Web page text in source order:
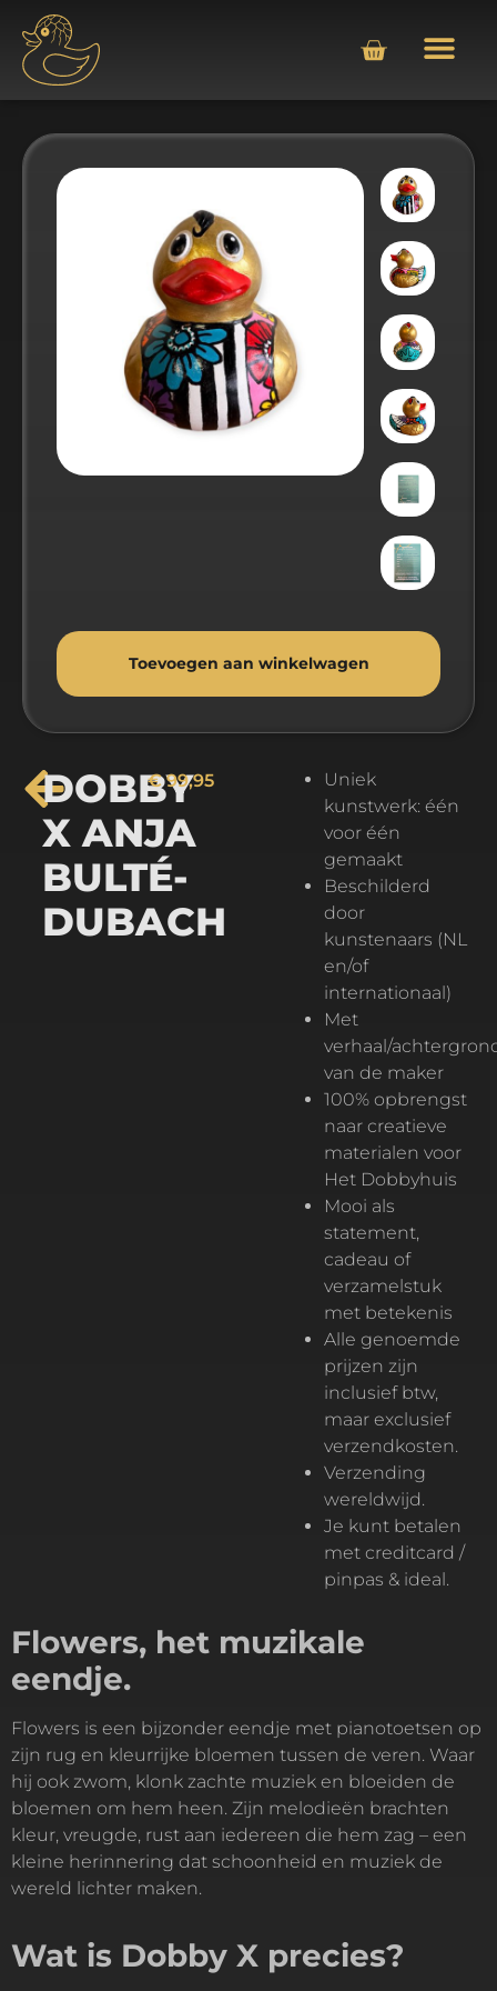
Toevoegen aan winkelwagen
Alternative:
DOBBY
X ANJA
BULTÉ-
DUBACH
€99,95
Uniek
kunstwerk: één
voor één
gemaakt
Beschilderd
door
kunstenaars (NL
en/of
internationaal)
Met
verhaal/
van de maker
100% opbrengst
naar creatieve
materialen voor
Het Dobbyhuis
Mooi als
statement,
cadeau of
verzamelstuk
met betekenis
Alle genoemde
prijzen zijn
inclusief btw,
maar exclusief
verzendkosten.
Verzending
wereldwijd.
Je kunt betalen
met creditcard /
pinpas & ideal.
Flowers, het muzikale
eendje.
Flowers is een bijzonder eendje met pianotoetsen op
zijn rug en kleurrijke bloemen tussen de veren. Waar
hij ook zwom, klonk zachte muziek en bloeiden de
bloemen om hem heen. Zijn melodieën brachten
kleur, vreugde, rust aan iedereen die hem zag – een
kleine herinnering dat schoonheid en muziek de
wereld lichter maken.
Wat is Dobby X precies?